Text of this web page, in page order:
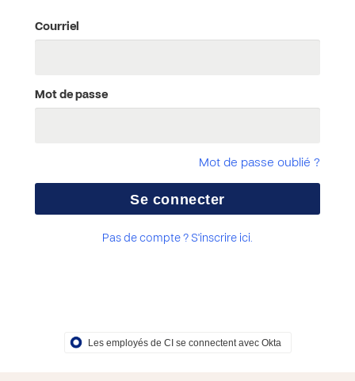
Courriel
Mot de passe
Mot de passe oublié ?
Pas de compte ? S'inscrire ici.
Les employés de CI se connectent avec Okta